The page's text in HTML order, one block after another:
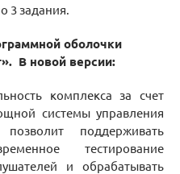
3 задания.
оболочки
В новой версии:
комплекса за счет
системы управления
поддерживать
тестирование
и обрабатывать